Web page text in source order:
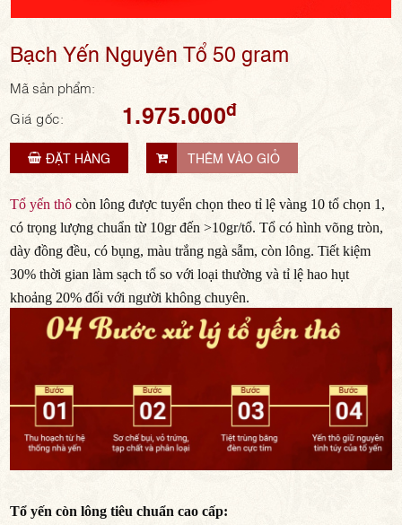
Bạch Yến Nguyên Tổ 50 gram
Mã sản phẩm:
Giá gốc:
1.975.000đ
ĐẶT HÀNG THÊM VÀO GIỎ
Tổ yến thô còn lông được tuyển chọn theo tỉ lệ vàng 10 tổ chọn 1,
có trọng lượng chuẩn từ 10gr đến >10gr/tổ. Tổ có hình võng tròn,
dày đồng đều, có bụng, màu trắng ngà sẫm, còn lông. Tiết kiệm
30% thời gian làm sạch tổ so với loại thường và tỉ lệ hao hụt
khoảng 20% đối với người không chuyên.
Tổ yến còn lông tiêu chuẩn cao cấp: